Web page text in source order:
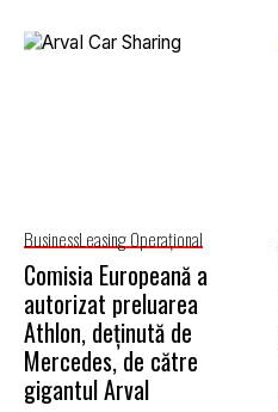
BusinessLeasing Operaţional
Comisia Europeană a
autorizat preluarea
Athlon, deținută de
Mercedes, de către
gigantul Arval